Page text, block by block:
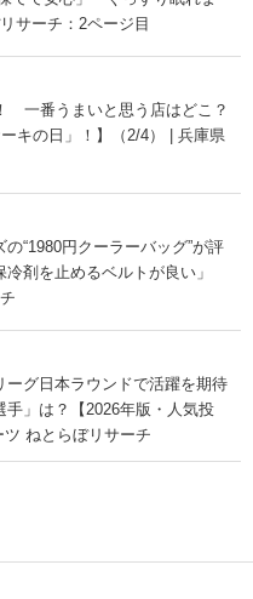
サーチ：2ページ目
一番うまいと思う店はどこ？
キの日」！】（2/4） | 兵庫県
“1980円クーラーバッグ”が評
剤を止めるベルトが良い」
ーグ日本ラウンドで活躍を期待
手」は？【2026年版・人気投
ねとらぼリサーチ